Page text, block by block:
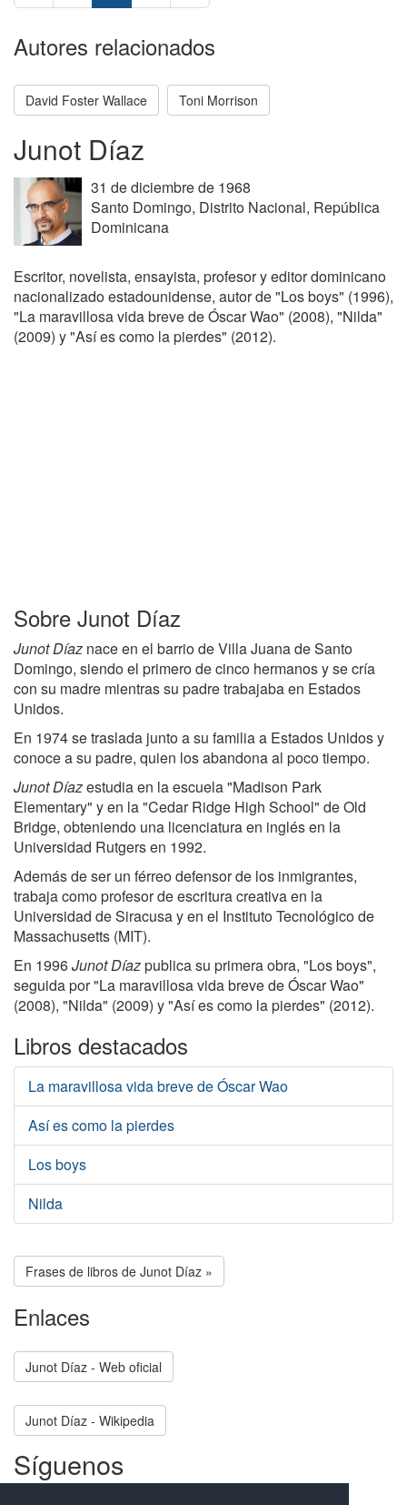
Autores relacionados
David Foster Wallace Toni Morrison
Junot Díaz
31 de diciembre de 1968
Santo Domingo, Distrito Nacional, República
Dominicana
Escritor, novelista, ensayista, profesor y editor dominicano
nacionalizado estadounidense, autor de "Los boys" (1996),
"La maravillosa vida breve de Óscar Wao" (2008), "Nilda"
(2009) y "Así es como la pierdes" (2012).
Sobre Junot Díaz
Junot Díaz nace en el barrio de Villa Juana de Santo
Domingo, siendo el primero de cinco hermanos y se cría
con su madre mientras su padre trabajaba en Estados
Unidos.
En 1974 se traslada junto a su familia a Estados Unidos y
conoce a su padre, quien los abandona al poco tiempo.
Junot Díazestudia en la escuela "Madison Park
Elementary" y en la "Cedar Ridge High School" de Old
Bridge, obteniendo una licenciatura en inglés en la
Universidad Rutgers en 1992.
Además de ser un férreo defensor de los inmigrantes,
trabaja como profesor de escritura creativa en la
Universidad de Siracusa y en el Instituto Tecnológico de
Massachusetts (MIT).
En 1996Junot Díazpublica su primera obra, "Los boys",
seguida por "La maravillosa vida breve de Óscar Wao"
(2008), "Nilda" (2009) y "Así es como la pierdes" (2012).
Libros destacados
La maravillosa vida breve de Óscar Wao
Así es como la pierdes
Los boys
Nilda
Frases de libros de Junot Díaz »
Enlaces
Junot Díaz - Web oficial
Junot Díaz - Wikipedia
Síguenos